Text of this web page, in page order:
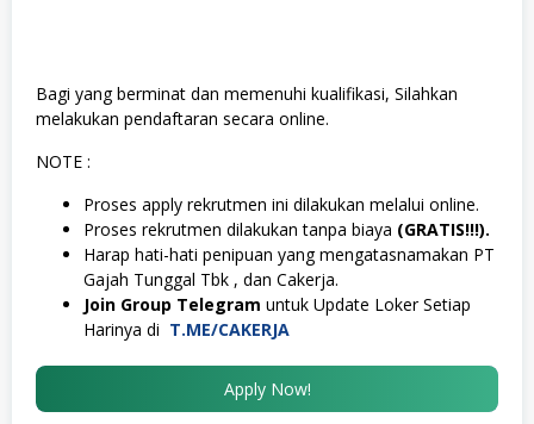
Bagi yang berminat dan memenuhi kualifikasi, Silahkan
melakukan pendaftaran secara online.
NOTE :
Proses apply rekrutmen ini dilakukan melalui online.
Proses rekrutmen dilakukan tanpa biaya (GRATIS!!!).
Harap hati-hati penipuan yang mengatasnamakan PT
Gajah Tunggal Tbk , dan Cakerja.
Join Group Telegram untuk Update Loker Setiap
Harinya di T.ME/CAKERJA
Apply Now!